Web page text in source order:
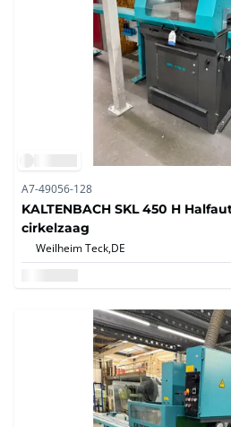
A7-49056-128
KALTENBACH SKL 450 H
cirkelzaag
Weilheim Teck,DE